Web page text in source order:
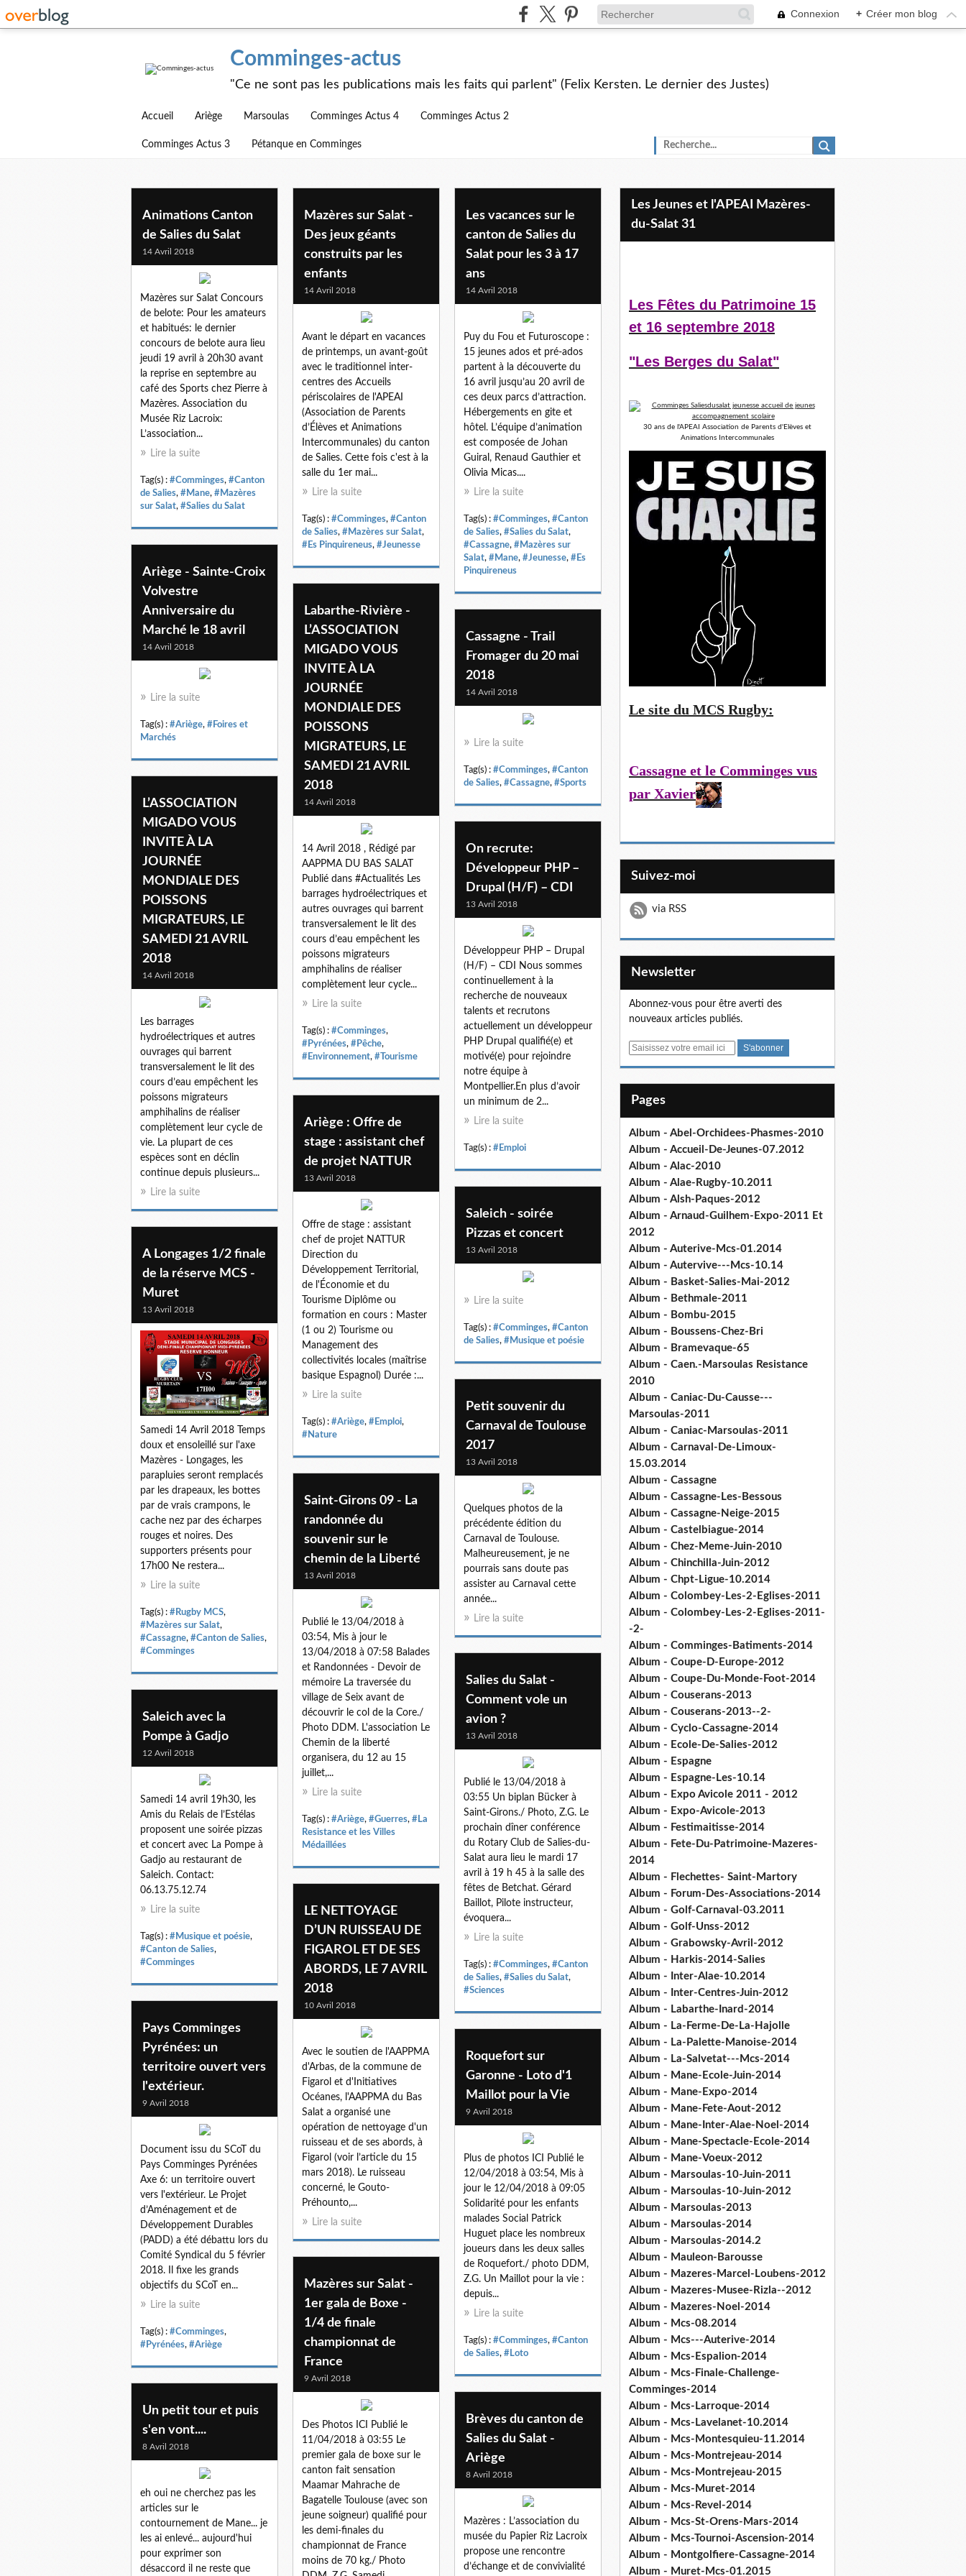
Connexion + Créer mon blog
Comminges-actus
"Ce ne sont pas les publications mais les faits qui parlent" (Felix Kersten. Le dernier des Justes)
Accueil Ariège Marsoulas Comminges Actus 4 Comminges Actus 2
Comminges Actus 3 Pétanque en Comminges
Animations Canton
de Salies du Salat
14 Avril 2018
Mazères sur Salat Concours
de belote: Pour les amateurs
et habitués: le dernier
concours de belote aura lieu
jeudi 19 avril à 20h30 avant
la reprise en septembre au
café des Sports chez Pierre à
Mazères. Association du
Musée Riz Lacroix:
L’association...
Lire la suite
Tag(s) : #Comminges, #Canton
de Salies, #Mane, #Mazères
sur Salat, #Salies du Salat
Mazères sur Salat -
Des jeux géants
construits par les
enfants
14 Avril 2018
Avant le départ en vacances
de printemps, un avant-goût
avec le traditionnel inter-
centres des Accueils
périscolaires de l'APEAI
(Association de Parents
d’Élèves et Animations
Intercommunales) du canton
de Salies. Cette fois c'est à la
salle du 1er mai...
Lire la suite
Tag(s) : #Comminges, #Canton
de Salies, #Mazères sur Salat,
#Es Pinquireneus, #Jeunesse
Les vacances sur le
canton de Salies du
Salat pour les 3 à 17
ans
14 Avril 2018
Puy du Fou et Futuroscope :
15 jeunes ados et pré-ados
partent à la découverte du
16 avril jusqu’au 20 avril de
ces deux parcs d’attraction.
Hébergements en gite et
hôtel. L’équipe d’animation
est composée de Johan
Guiral, Renaud Gauthier et
Olivia Micas....
Lire la suite
Tag(s) : #Comminges, #Canton
de Salies, #Salies du Salat,
#Cassagne, #Mazères sur
Salat, #Mane, #Jeunesse, #Es
Pinquireneus
Ariège - Sainte-Croix
Volvestre
Anniversaire du
Marché le 18 avril
14 Avril 2018
Lire la suite
Tag(s) : #Ariège, #Foires et
Marchés
Labarthe-Rivière -
L’ASSOCIATION
MIGADO VOUS
INVITE À LA
JOURNÉE
MONDIALE DES
POISSONS
MIGRATEURS, LE
SAMEDI 21 AVRIL
2018
14 Avril 2018
14 Avril 2018 , Rédigé par
AAPPMA DU BAS SALAT
Publié dans #Actualités Les
barrages hydroélectriques et
autres ouvrages qui barrent
transversalement le lit des
cours d’eau empêchent les
poissons migrateurs
amphihalins de réaliser
complètement leur cycle...
Lire la suite
Tag(s) : #Comminges,
#Pyrénées, #Pêche,
#Environnement, #Tourisme
Cassagne - Trail
Fromager du 20 mai
2018
14 Avril 2018
Lire la suite
Tag(s) : #Comminges, #Canton
de Salies, #Cassagne, #Sports
L’ASSOCIATION
MIGADO VOUS
INVITE À LA
JOURNÉE
MONDIALE DES
POISSONS
MIGRATEURS, LE
SAMEDI 21 AVRIL
2018
14 Avril 2018
Les barrages
hydroélectriques et autres
ouvrages qui barrent
transversalement le lit des
cours d’eau empêchent les
poissons migrateurs
amphihalins de réaliser
complètement leur cycle de
vie. La plupart de ces
espèces sont en déclin
continue depuis plusieurs...
Lire la suite
On recrute:
Développeur PHP –
Drupal (H/F) – CDI
13 Avril 2018
Développeur PHP – Drupal
(H/F) – CDI Nous sommes
continuellement à la
recherche de nouveaux
talents et recrutons
actuellement un développeur
PHP Drupal qualifié(e) et
motivé(e) pour rejoindre
notre équipe à
Montpellier.En plus d’avoir
un minimum de 2...
Lire la suite
Tag(s) : #Emploi
Ariège : Offre de
stage : assistant chef
de projet NATTUR
13 Avril 2018
Offre de stage : assistant
chef de projet NATTUR
Direction du
Développement Territorial,
de l'Économie et du
Tourisme Diplôme ou
formation en cours : Master
(1 ou 2) Tourisme ou
Management des
collectivités locales (maîtrise
basique Espagnol) Durée :...
Lire la suite
Tag(s) : #Ariège, #Emploi,
#Nature
Saleich - soirée
Pizzas et concert
13 Avril 2018
Lire la suite
Tag(s) : #Comminges, #Canton
de Salies, #Musique et poésie
A Longages 1/2 finale
de la réserve MCS -
Muret
13 Avril 2018
Samedi 14 Avril 2018 Temps
doux et ensoleillé sur l'axe
Mazères - Longages, les
parapluies seront remplacés
par les drapeaux, les bottes
par de vrais crampons, le
cache nez par des écharpes
rouges et noires. Des
supporters présents pour
17h00 Ne restera...
Lire la suite
Tag(s) : #Rugby MCS,
#Mazères sur Salat,
#Cassagne, #Canton de Salies,
#Comminges
Petit souvenir du
Carnaval de Toulouse
2017
13 Avril 2018
Quelques photos de la
précédente édition du
Carnaval de Toulouse.
Malheureusement, je ne
pourrais sans doute pas
assister au Carnaval cette
année...
Lire la suite
Saint-Girons 09 - La
randonnée du
souvenir sur le
chemin de la Liberté
13 Avril 2018
Publié le 13/04/2018 à
03:54, Mis à jour le
13/04/2018 à 07:58 Balades
et Randonnées - Devoir de
mémoire La traversée du
village de Seix avant de
découvrir le col de la Core./
Photo DDM. L'association Le
Chemin de la liberté
organisera, du 12 au 15
juillet,...
Lire la suite
Tag(s) : #Ariège, #Guerres, #La
Resistance et les Villes
Médaillées
Salies du Salat -
Comment vole un
avion ?
13 Avril 2018
Publié le 13/04/2018 à
03:55 Un biplan Bücker à
Saint-Girons./ Photo, Z.G. Le
prochain dîner conférence
du Rotary Club de Salies-du-
Salat aura lieu le mardi 17
avril à 19 h 45 à la salle des
fêtes de Betchat. Gérard
Baillot, Pilote instructeur,
évoquera...
Lire la suite
Tag(s) : #Comminges, #Canton
de Salies, #Salies du Salat,
#Sciences
Saleich avec la
Pompe à Gadjo
12 Avril 2018
Samedi 14 avril 19h30, les
Amis du Relais de l’Estélas
proposent une soirée pizzas
et concert avec La Pompe à
Gadjo au restaurant de
Saleich. Contact:
06.13.75.12.74
Lire la suite
Tag(s) : #Musique et poésie,
#Canton de Salies,
#Comminges
LE NETTOYAGE
D’UN RUISSEAU DE
FIGAROL ET DE SES
ABORDS, LE 7 AVRIL
2018
10 Avril 2018
Avec le soutien de l'AAPPMA
d'Arbas, de la commune de
Figarol et d'Initiatives
Océanes, l'AAPPMA du Bas
Salat a organisé une
opération de nettoyage d'un
ruisseau et de ses abords, à
Figarol (voir l’article du 15
mars 2018). Le ruisseau
concerné, le Gouto-
Préhounto,...
Lire la suite
Pays Comminges
Pyrénées: un
territoire ouvert vers
l'extérieur.
9 Avril 2018
Document issu du SCoT du
Pays Comminges Pyrénées
Axe 6: un territoire ouvert
vers l'extérieur. Le Projet
d’Aménagement et de
Développement Durables
(PADD) a été débattu lors du
Comité Syndical du 5 février
2018. Il fixe les grands
objectifs du SCoT en...
Lire la suite
Tag(s) : #Comminges,
#Pyrénées, #Ariège
Roquefort sur
Garonne - Loto d'1
Maillot pour la Vie
9 Avril 2018
Plus de photos ICI Publié le
12/04/2018 à 03:54, Mis à
jour le 12/04/2018 à 09:05
Solidarité pour les enfants
malades Social Patrick
Huguet place les nombreux
joueurs dans les deux salles
de Roquefort./ photo DDM,
Z.G. Un Maillot pour la vie :
depuis...
Lire la suite
Tag(s) : #Comminges, #Canton
de Salies, #Loto
Mazères sur Salat -
1er gala de Boxe -
1/4 de finale
championnat de
France
9 Avril 2018
Des Photos ICI Publié le
11/04/2018 à 03:55 Le
premier gala de boxe sur le
canton fait sensation
Maamar Mahrache de
Bagatelle Toulouse (avec son
jeune soigneur) qualifié pour
les demi-finales du
championnat de France
moins de 70 kg./ Photo
Un petit tour et puis
s'en vont....
8 Avril 2018
eh oui ne cherchez pas les
articles sur le
contournement de Mane... je
les ai enlevé... aujourd'hui
pour exprimer son
désaccord il ne reste que
Brèves du canton de
Salies du Salat -
Ariège
8 Avril 2018
Mazères : L’association du
musée du Papier Riz Lacroix
propose une rencontre
d’échange et de convivialité
Les Jeunes et l'APEAI Mazères-
du-Salat 31
Les Fêtes du Patrimoine 15
et 16 septembre 2018
"Les Berges du Salat"
30 ans de l'APEAI Association de Parents d'Elèves et
Animations Intercommunales
Le site du MCS Rugby:
Cassagne et le Comminges vus
par Xavier
Suivez-moi
via RSS
Newsletter
Abonnez-vous pour être averti des
nouveaux articles publiés.
E
Pages
Album - Abel-Orchidees-Phasmes-2010
Album - Accueil-De-Jeunes-07.2012
Album - Alac-2010
Album - Alae-Rugby-10.2011
Album - Alsh-Paques-2012
Album - Arnaud-Guilhem-Expo-2011 Et
2012
Album - Auterive-Mcs-01.2014
Album - Autervive---Mcs-10.14
Album - Basket-Salies-Mai-2012
Album - Bethmale-2011
Album - Bombu-2015
Album - Boussens-Chez-Bri
Album - Bramevaque-65
Album - Caen.-Marsoulas Resistance
2010
Album - Caniac-Du-Causse---
Marsoulas-2011
Album - Caniac-Marsoulas-2011
Album - Carnaval-De-Limoux-
15.03.2014
Album - Cassagne
Album - Cassagne-Les-Bessous
Album - Cassagne-Neige-2015
Album - Castelbiague-2014
Album - Chez-Meme-Juin-2010
Album - Chinchilla-Juin-2012
Album - Chpt-Ligue-10.2014
Album - Colombey-Les-2-Eglises-2011
Album - Colombey-Les-2-Eglises-2011-
-2-
Album - Comminges-Batiments-2014
Album - Coupe-D-Europe-2012
Album - Coupe-Du-Monde-Foot-2014
Album - Couserans-2013
Album - Couserans-2013--2-
Album - Cyclo-Cassagne-2014
Album - Ecole-De-Salies-2012
Album - Espagne
Album - Espagne-Les-10.14
Album - Expo Avicole 2011 - 2012
Album - Expo-Avicole-2013
Album - Festimaitisse-2014
Album - Fete-Du-Patrimoine-Mazeres-
2014
Album - Flechettes- Saint-Martory
Album - Forum-Des-Associations-2014
Album - Golf-Carnaval-03.2011
Album - Golf-Unss-2012
Album - Grabowsky-Avril-2012
Album - Harkis-2014-Salies
Album - Inter-Alae-10.2014
Album - Inter-Centres-Juin-2012
Album - Labarthe-Inard-2014
Album - La-Ferme-De-La-Hajolle
Album - La-Palette-Manoise-2014
Album - La-Salvetat---Mcs-2014
Album - Mane-Ecole-Juin-2014
Album - Mane-Expo-2014
Album - Mane-Fete-Aout-2012
Album - Mane-Inter-Alae-Noel-2014
Album - Mane-Spectacle-Ecole-2014
Album - Mane-Voeux-2012
Album - Marsoulas-10-Juin-2011
Album - Marsoulas-10-Juin-2012
Album - Marsoulas-2013
Album - Marsoulas-2014
Album - Marsoulas-2014.2
Album - Mauleon-Barousse
Album - Mazeres-Marcel-Loubens-2012
Album - Mazeres-Musee-Rizla--2012
Album - Mazeres-Noel-2014
Album - Mcs-08.2014
Album - Mcs---Auterive-2014
Album - Mcs-Espalion-2014
Album - Mcs-Finale-Challenge-
Comminges-2014
Album - Mcs-Larroque-2014
Album - Mcs-Lavelanet-10.2014
Album - Mcs-Montesquieu-11.2014
Album - Mcs-Montrejeau-2014
Album - Mcs-Montrejeau-2015
Album - Mcs-Muret-2014
Album - Mcs-Revel-2014
Album - Mcs-St-Orens-Mars-2014
Album - Mcs-Tournoi-Ascension-2014
Album - Montgolfiere-Cassagne-2014
Album - Muret-Mcs-01.2015